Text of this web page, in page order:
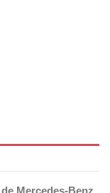
Mercedes-Benz